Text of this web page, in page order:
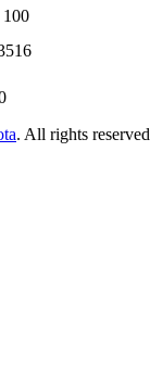
100
. All rights reserved